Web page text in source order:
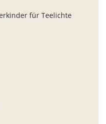
für Teelichte